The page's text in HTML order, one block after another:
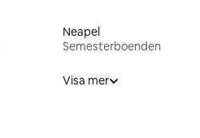
Neapel
Semesterboenden
Visa mer